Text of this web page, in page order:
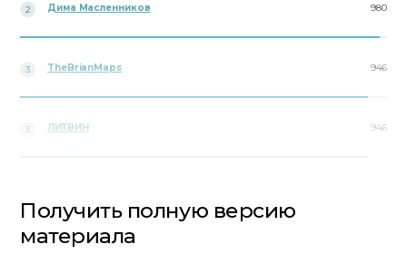
2 Дима Масленников 980
3 TheBrianMaps 946
3 ЛИТВИН 946
Получить полную версию
материала